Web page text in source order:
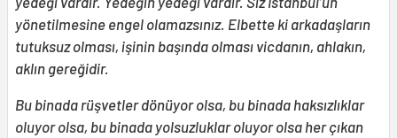
yönetilmesine engel olamazsınız. Elbette ki arkadaşların
tutuksuz olması, işinin başında olması vicdanın, ahlakın,
aklın gereğidir.
Bu binada rüşvetler dönüyor olsa, bu binada haksızlıklar
oluyor olsa, bu binada yolsuzluklar oluyor olsa her çıkan